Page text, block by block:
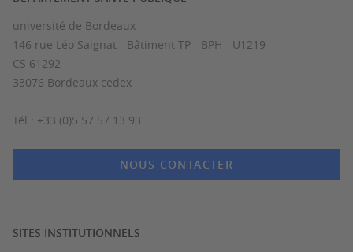
université de Bordeaux
146 rue Léo Saignat - Bâtiment TP - BPH - U1219
CS 61292
33076 Bordeaux cedex
Tél : +33 (0)5 57 57 13 93
NOUS CONTACTER
SITES INSTITUTIONNELS